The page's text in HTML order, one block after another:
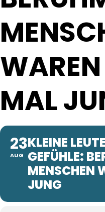
AREN
AL
23
AUG
KLEINE
EFÜHLE:
ENSCHEN
UNG